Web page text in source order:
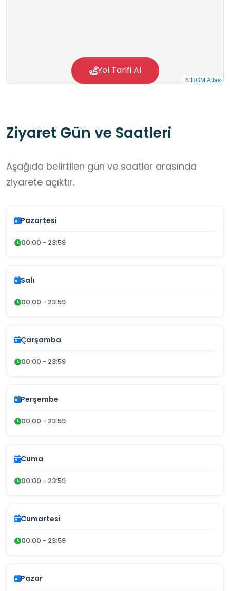
© HGM Atlas
Yol Tarifi Al
Ziyaret Gün ve Saatleri
Aşağıda belirtilen gün ve saatler arasında
ziyarete açıktır.
Pazartesi
00:00 - 23:59
Salı
00:00 - 23:59
Çarşamba
00:00 - 23:59
Perşembe
00:00 - 23:59
Cuma
00:00 - 23:59
Cumartesi
00:00 - 23:59
Pazar